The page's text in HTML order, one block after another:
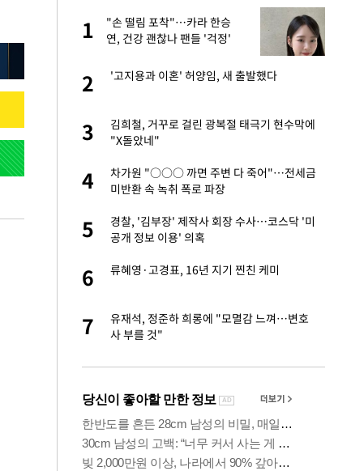
했다
기 현수막에
억대 아파트
어"…전세금
1
"손 떨림 포착"…카라 한승
연, 건강 괜찮나 팬들 '걱정'
2 '고지용과 이혼' 허양임, 새 출발했다
3
김희철, 거꾸로 걸린 광복절 태극기 현수막에
"X돌았네"
4
차가원 "○○○ 까면 주변 다 죽어"…전세금
미반환 속 녹취 폭로 파장
5
경찰, '김부장' 제작사 회장 수사…코스닥 '미
공개 정보 이용' 의혹
6 류혜영·고경표, 16년 지기 찐친 케미
7
유재석, 정준하 희롱에 "모멸감 느껴…변호
사 부를 것"